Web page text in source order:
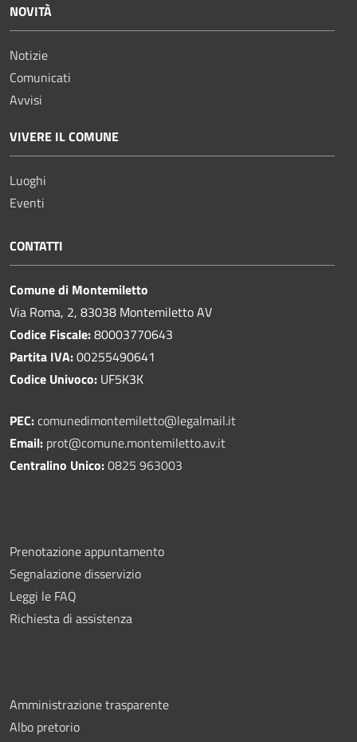
NOVITÀ
Notizie
Comunicati
Avvisi
VIVERE IL COMUNE
Luoghi
Eventi
CONTATTI
Comune di Montemiletto
Via Roma, 2, 83038 Montemiletto AV
Codice Fiscale:80003770643
Partita IVA:00255490641
Codice Univoco: UF5K3K
PEC:comunedimontemiletto@legalmail.it
Email: prot@comune.montemiletto.av.it
Centralino Unico:0825 963003
Prenotazione appuntamento
Segnalazione disservizio
Leggi le FAQ
Richiesta di assistenza
Amministrazione trasparente
Albo pretorio